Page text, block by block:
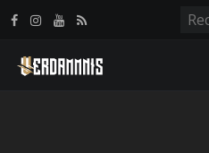
Panneau de gestion des cookies